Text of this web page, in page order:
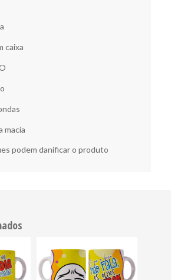
caixa
macia
podem danificar o produto